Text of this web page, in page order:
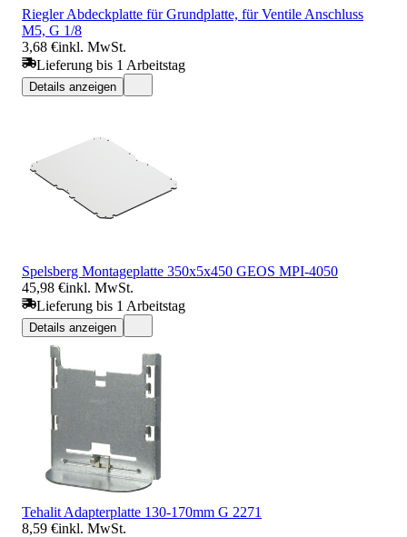
Riegler Abdeckplatte für Grundplatte, für Ventile Anschluss
M5, G 1/8
3,68 €inkl. MwSt.
Lieferung bis 1 Arbeitstag
Details anzeigen
Spelsberg Montageplatte 350x5x450 GEOS MPI-4050
45,98 €inkl. MwSt.
Lieferung bis 1 Arbeitstag
Details anzeigen
Tehalit Adapterplatte 130-170mm G 2271
8,59 €inkl. MwSt.